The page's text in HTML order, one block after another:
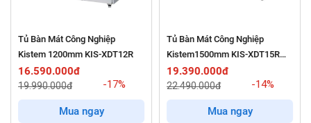
Tủ Bàn Mát Công Nghiệp
Kistem 1200mm KIS-XDT12R
16.590.000đ
19.990.000đ -17%
Mua ngay
Tủ Bàn Mát Công Nghiệp
Kistem1500mm KIS-XDT15R
382 Lít
19.390.000đ
22.490.000đ -14%
Mua ngay